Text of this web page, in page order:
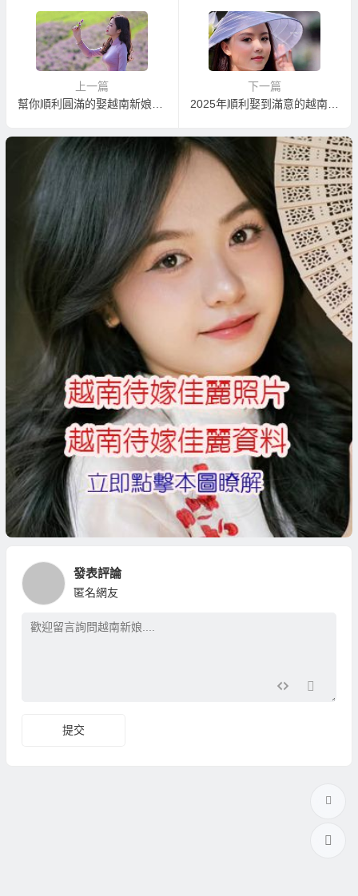
上一篇
下一篇
2025年順利娶到滿意的越南新娘、快速終結單身完成婚姻大事！
發表評論
匿名網友
提交